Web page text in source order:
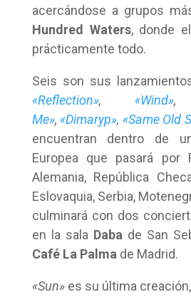
acercándose a grupos
Hundred Waters, donde
prácticamente todo.
Seis son sus
«Reflection», «Wind»
Me», «Dimaryp», «Same Old
encuentran dentro de
Europea que pasará por
Alemania, República
Eslovaquia, Serbia,
culminará con dos
en la sala Daba de San
Café La Palma de Madrid.
«Sun»es su última